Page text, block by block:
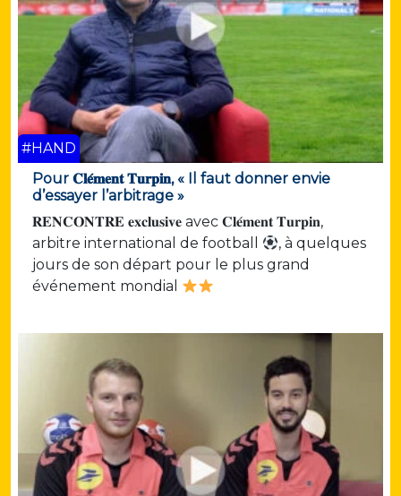
#HAND
Pour 𝐂𝐥𝐞́𝐦𝐞𝐧𝐭 𝐓𝐮𝐫𝐩𝐢𝐧, « Il faut donner envie
d’essayer l’arbitrage »
𝐑𝐄𝐍𝐂𝐎𝐍𝐓𝐑𝐄 𝐞𝐱𝐜𝐥𝐮𝐬𝐢𝐯𝐞 avec 𝐂𝐥𝐞́𝐦𝐞𝐧𝐭 𝐓𝐮𝐫𝐩𝐢𝐧,
arbitre international de football
, à quelques
jours de son départ pour le plus grand
événement mondial